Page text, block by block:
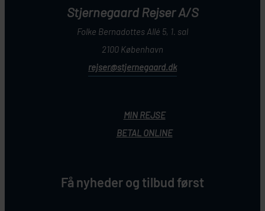
Stjernegaard Rejser A/S
Folke Bernadottes Allé 5, 1. sal
2100 København
rejser@stjernegaard.dk
MIN REJSE
BETAL ONLINE
Få nyheder og tilbud først